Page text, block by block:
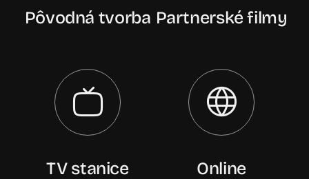
Pôvodná tvorba Partnerské filmy
TV stanice Online